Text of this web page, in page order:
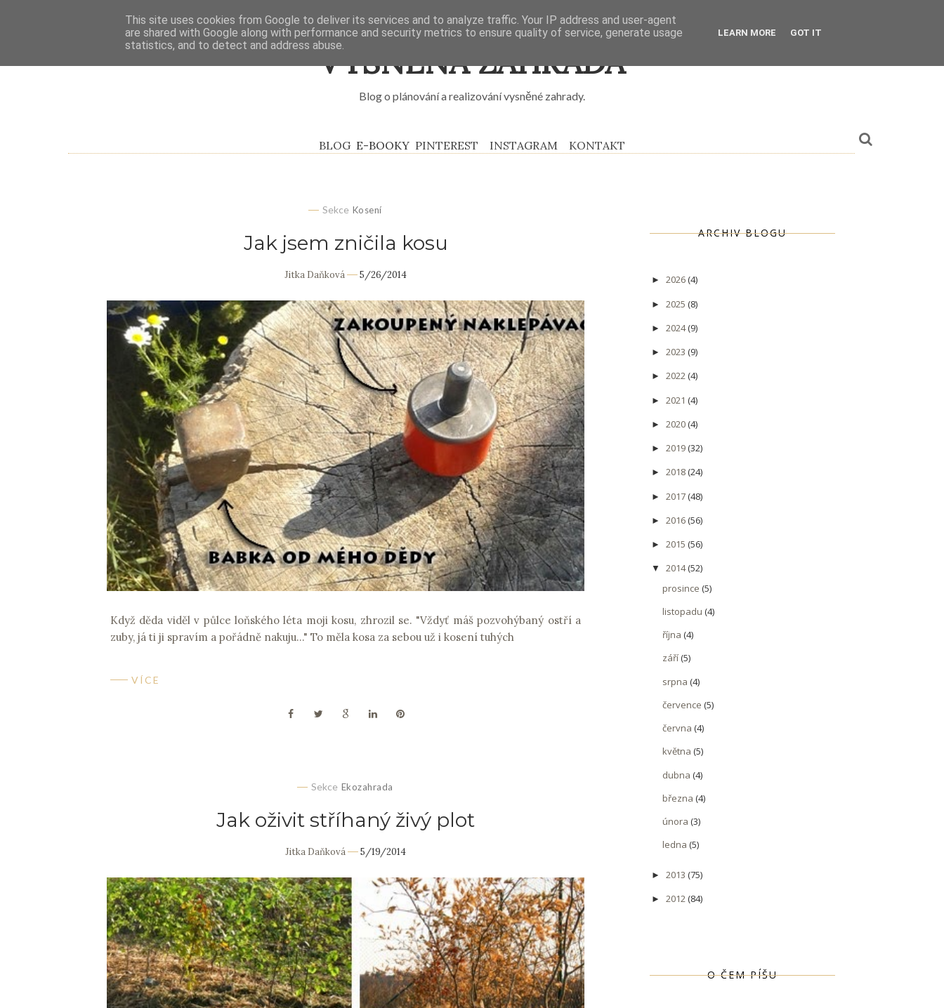
VYSNĚNÁ ZAHRADA
Blog o plánování a realizování vysněné zahrady.
BLOG E-BOOKY PINTEREST INSTAGRAM KONTAKT
Sekce Kosení
Jak jsem zničila kosu
Jitka Daňková 5/26/2014
Když děda viděl v půlce loňského léta moji kosu, zhrozil se. "Vždyť máš pozvohýbaný ostří a
zuby, já ti ji spravím a pořádně nakuju..." To měla kosa za sebou už i kosení tuhých
VÍCE
Sekce Ekozahrada
Jak oživit stříhaný živý plot
Jitka Daňková 5/19/2014
ARCHIV BLOGU
► 2026(4)
► 2025 (8)
► 2024(9)
► 2023 (9)
► 2022(4)
► 2021 (4)
► 2020(4)
► 2019(32)
► 2018(24)
► 2017(48)
► 2016(56)
► 2015 (56)
▼ 2014(52)
prosince (5)
listopadu (4)
října (4)
září(5)
srpna (4)
července (5)
června (4)
května (5)
dubna (4)
března (4)
února (3)
ledna (5)
► 2013 (75)
► 2012(84)
O ČEM PÍŠU
This site uses cookies from Google to deliver its services and to analyze traffic. Your IP address and user-agent
are shared with Google along with performance and security metrics to ensure quality of service, generate usage
statistics, and to detect and address abuse.
LEARN MORE GOT IT